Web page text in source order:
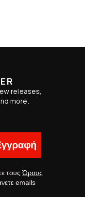
releases,
more.
τουςΌρους
emails